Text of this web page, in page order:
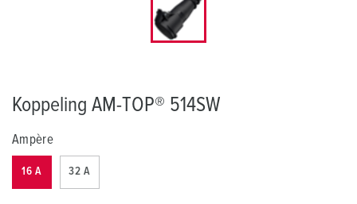
Koppeling AM-TOP® 514SW
Ampère
16 A 32 A